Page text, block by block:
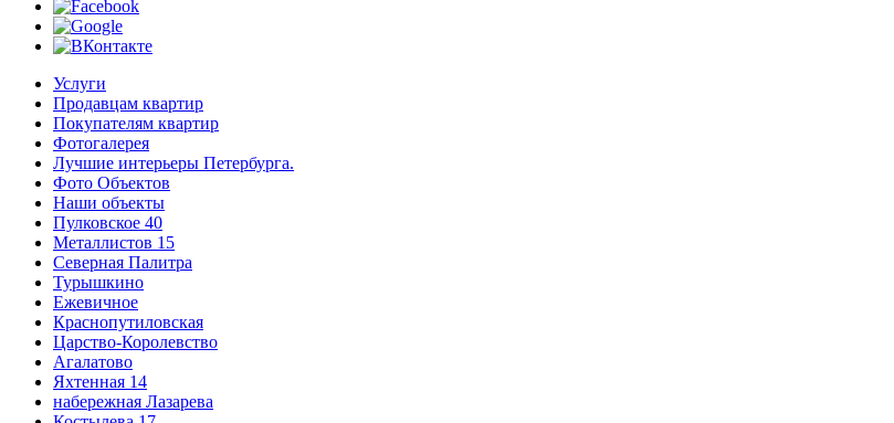
Услуги
Продавцам квартир
Покупателям квартир
Фотогалерея
Лучшие интерьеры Петербурга.
Фото Объектов
Наши объекты
Пулковское 40
Металлистов 15
Северная Палитра
Турышкино
Ежевичное
Краснопутиловская
Царство-Королевство
Агалатово
Яхтенная 14
набережная Лазарева